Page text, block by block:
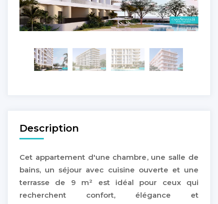
Description
Cet appartement d'une chambre, une salle de
bains, un séjour avec cuisine ouverte et une
terrasse de 9 m² est idéal pour ceux qui
recherchent confort, élégance et